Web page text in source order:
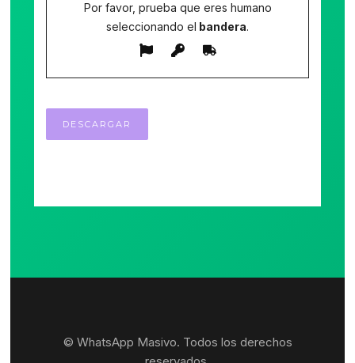
Por favor, prueba que eres humano
seleccionando el bandera.
© WhatsApp Masivo. Todos los derechos